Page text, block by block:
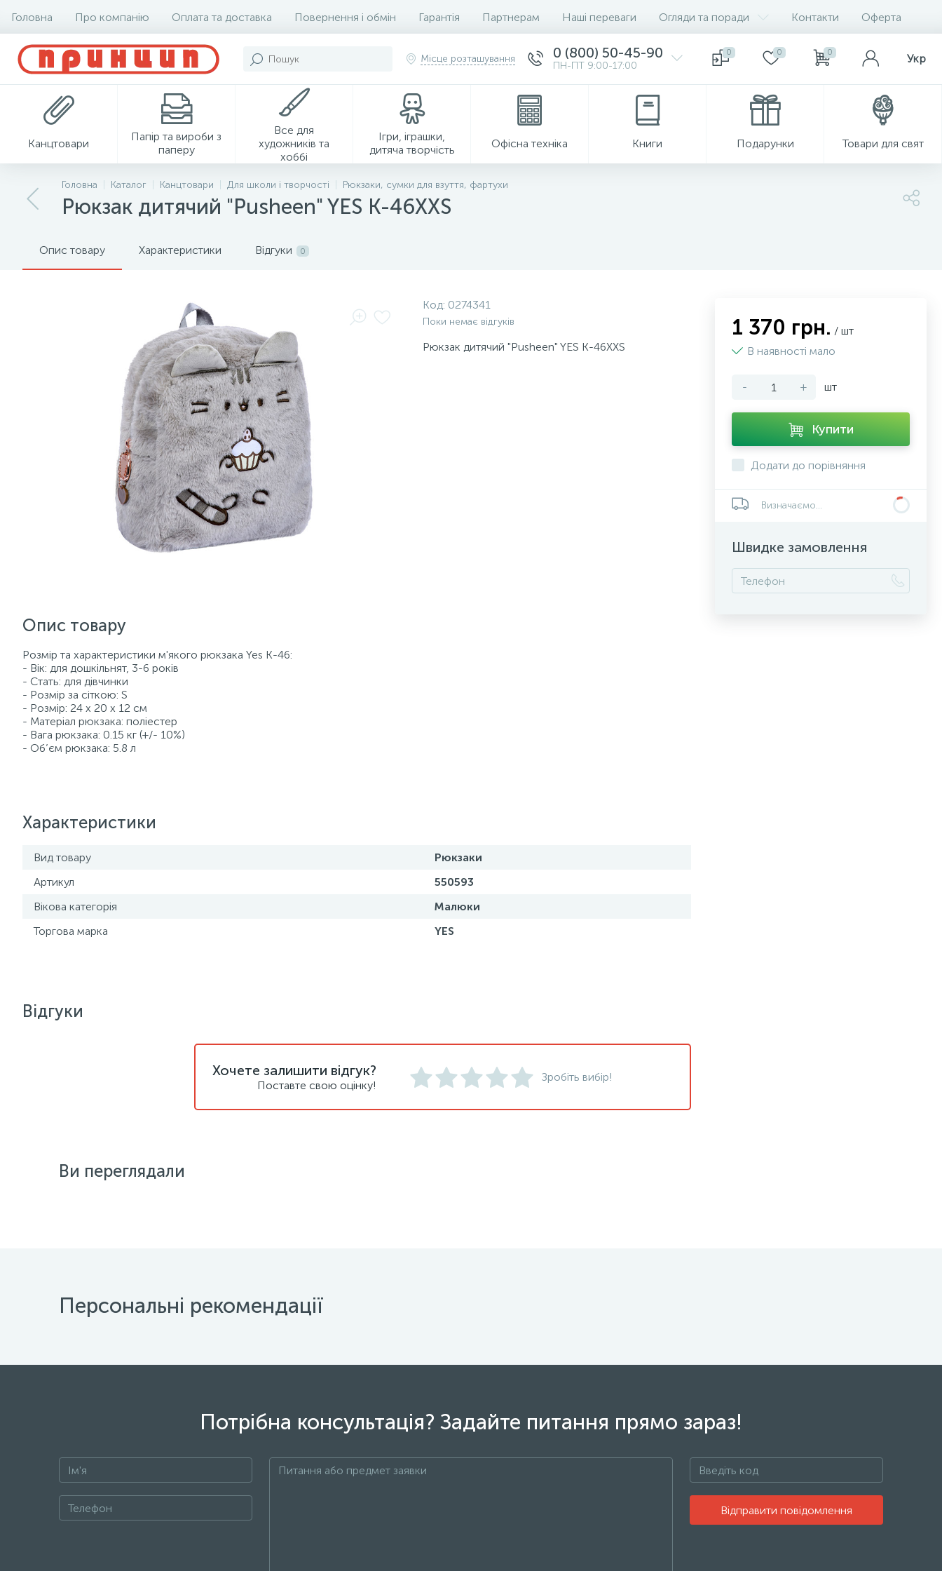
Головна Про компанію Оплата та доставка Повернення і обмін Гарантія Партнерам Наші переваги Огляди та поради Контакти Оферта
Місце розташування 0 (800) 50-45-90
ПН-ПТ 9:00-17:00
0 0 0 Укр
Канцтовари
Папір та вироби з
паперу
Все для
художників та
хоббі
Ігри, іграшки,
дитяча творчість
Офісна техніка Книги Подарунки Товари для свят
Головна Каталог Канцтовари Для школи і творчості Рюкзаки, сумки для взуття, фартухи
Рюкзак дитячий "Pusheen" YES K-46XXS
Опис товару Характеристики Відгуки 0
Код: 0274341
Поки немає відгуків
Рюкзак дитячий "Pusheen" YES K-46XXS
Опис товару
Розмір та характеристики м'якого рюкзака Yes К-46:
- Вік: для дошкільнят, 3-6 років
- Стать: для дівчинки
- Розмір за сіткою: S
- Розмір: 24 х 20 х 12 см
- Матеріал рюкзака: поліестер
- Вага рюкзака: 0.15 кг (+/- 10%)
- Об’єм рюкзака: 5.8 л
Характеристики
Вид товару
Рюкзаки
Артикул
550593
Вікова категорія
Малюки
Торгова марка
YES
1 370 грн. / шт
В наявності мало
- + шт
Купити
Додати до порівняння
Визначаємо...
Швидке замовлення
Відгуки
Хочете залишити відгук?
Поставте свою оцінку!
Зробіть вибір!
Ви переглядали
Персональні рекомендації
Потрібна консультація? Задайте питання прямо зараз!
Відправити повідомлення